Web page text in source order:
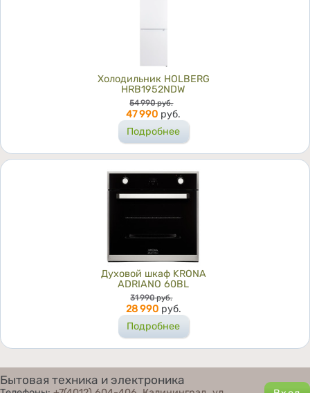
Холодильник HOLBERG
HRB1952NDW
Цена
54 990 руб.
47 990 руб.
Подробнее
Духовой шкаф KRONA
ADRIANO 60BL
Цена
31 990 руб.
28 990 руб.
Подробнее
Бытовая техника и электроника